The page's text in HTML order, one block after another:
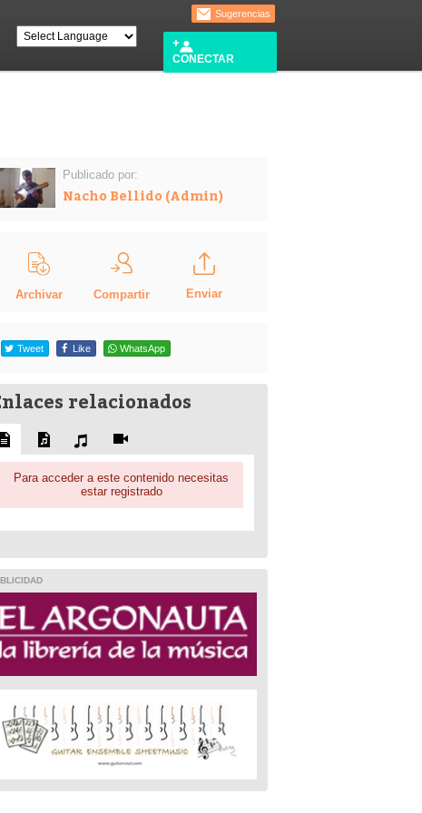
Sugerencias
CONECTAR
Publicado por:
Nacho Bellido (Admin)
Archivar Compartir Enviar
Tweet Like WhatsApp
relacionados
Para acceder a este contenido necesitas
estar registrado